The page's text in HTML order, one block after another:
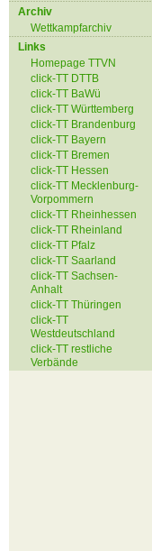
Archiv
Wettkampfarchiv
Links
Homepage TTVN
click-TT DTTB
click-TT BaWü
click-TT Württemberg
click-TT Brandenburg
click-TT Bayern
click-TT Bremen
click-TT Hessen
click-TT Mecklenburg-
Vorpommern
click-TT Rheinhessen
click-TT Rheinland
click-TT Pfalz
click-TT Saarland
click-TT Sachsen-
Anhalt
click-TT Thüringen
click-TT
Westdeutschland
click-TT restliche
Verbände